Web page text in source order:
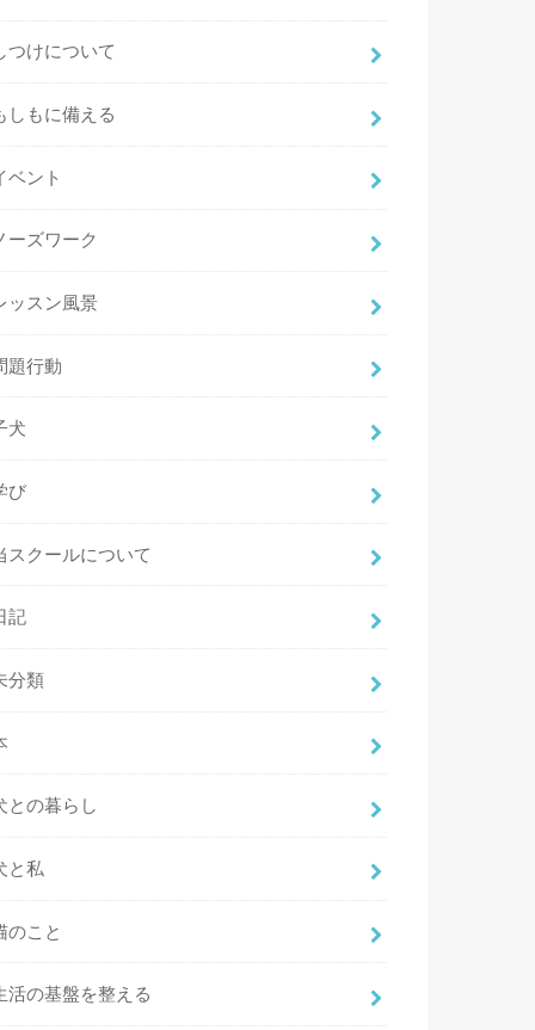
つけについて
しもに備える
ベント
ーズワーク
ッスン風景
題行動
犬
び
スクールについて
記
分類
との暮らし
と私
のこと
活の基盤を整える